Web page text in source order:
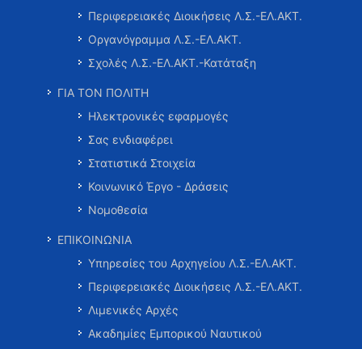
Περιφερειακές Διοικήσεις Λ.Σ.-ΕΛ.ΑΚΤ.
Οργανόγραμμα Λ.Σ.-ΕΛ.ΑΚΤ.
Σχολές Λ.Σ.-ΕΛ.ΑΚΤ.-Κατάταξη
ΓΙΑ ΤΟΝ ΠΟΛΙΤΗ
Ηλεκτρονικές εφαρμογές
Σας ενδιαφέρει
Στατιστικά Στοιχεία
Κοινωνικό Έργο - Δράσεις
Νομοθεσία
ΕΠΙΚΟΙΝΩΝΙΑ
Υπηρεσίες του Αρχηγείου Λ.Σ.-ΕΛ.ΑΚΤ.
Περιφερειακές Διοικήσεις Λ.Σ.-ΕΛ.ΑΚΤ.
Λιμενικές Αρχές
Ακαδημίες Εμπορικού Ναυτικού